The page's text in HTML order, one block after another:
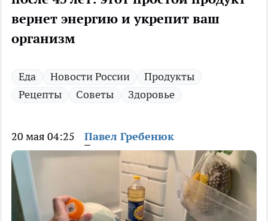
вернет энергию и укрепит ваш
организм
Еда Новости России
Продукты
Рецепты
Советы Здоровье
20 мая 04:25 Павел Гребенюк